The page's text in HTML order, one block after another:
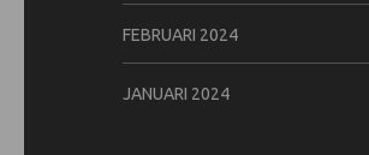
FEBRUARI 2024
JANUARI 2024